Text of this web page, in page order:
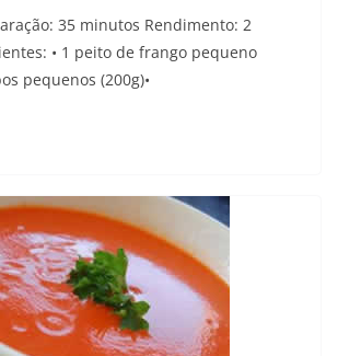
35 minutos Rendimento: 2
• 1 peito de frango pequeno
pequenos (200g)•